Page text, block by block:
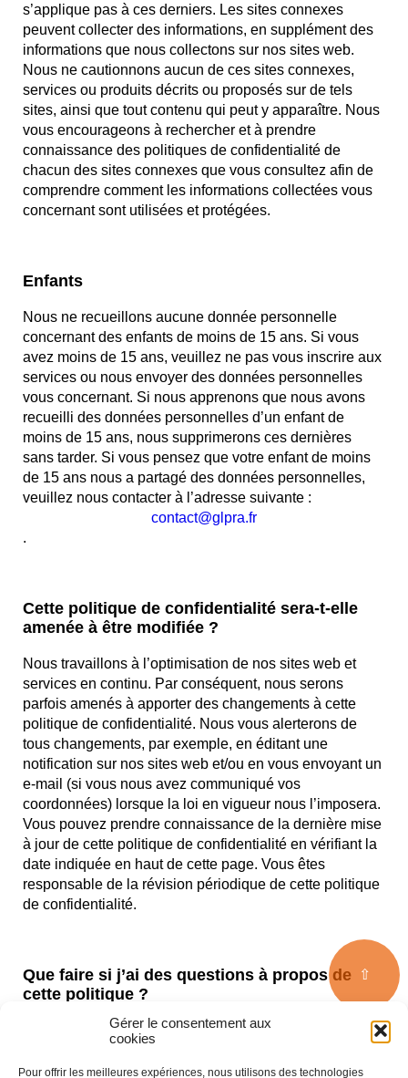
Gérer le consentement aux
cookies
Pour offrir les meilleures expériences, nous utilisons des technologies
s’applique pas à ces derniers. Les sites connexes
peuvent collecter des informations, en supplément des
informations que nous collectons sur nos sites web.
Nous ne cautionnons aucun de ces sites connexes,
services ou produits décrits ou proposés sur de tels
sites, ainsi que tout contenu qui peut y apparaître. Nous
vous encourageons à rechercher et à prendre
connaissance des politiques de confidentialité de
chacun des sites connexes que vous consultez afin de
comprendre comment les informations collectées vous
concernant sont utilisées et protégées.
Enfants
Nous ne recueillons aucune donnée personnelle
concernant des enfants de moins de 15 ans. Si vous
avez moins de 15 ans, veuillez ne pas vous inscrire aux
services ou nous envoyer des données personnelles
vous concernant. Si nous apprenons que nous avons
recueilli des données personnelles d’un enfant de
moins de 15 ans, nous supprimerons ces dernières
sans tarder. Si vous pensez que votre enfant de moins
de 15 ans nous a partagé des données personnelles,
veuillez nous contacter à l’adresse suivante :
contact@glpra.fr
.
Cette politique de confidentialité sera-t-elle
amenée à être modifiée ?
Nous travaillons à l’optimisation de nos sites web et
services en continu. Par conséquent, nous serons
parfois amenés à apporter des changements à cette
politique de confidentialité. Nous vous alerterons de
tous changements, par exemple, en éditant une
notification sur nos sites web et/ou en vous envoyant un
e-mail (si vous nous avez communiqué vos
coordonnées) lorsque la loi en vigueur nous l’imposera.
Vous pouvez prendre connaissance de la dernière mise
à jour de cette politique de confidentialité en vérifiant la
date indiquée en haut de cette page. Vous êtes
responsable de la révision périodique de cette politique
de confidentialité.
Que faire si j’ai des questions à propos de
cette politique ?
Si vous avez des questions et des inquiétudes
pas à nous envoyer un message détaillé à l’adresse
⇧